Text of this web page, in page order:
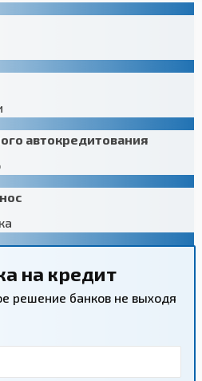
автокредитования
на кредит
решение банков не выходя